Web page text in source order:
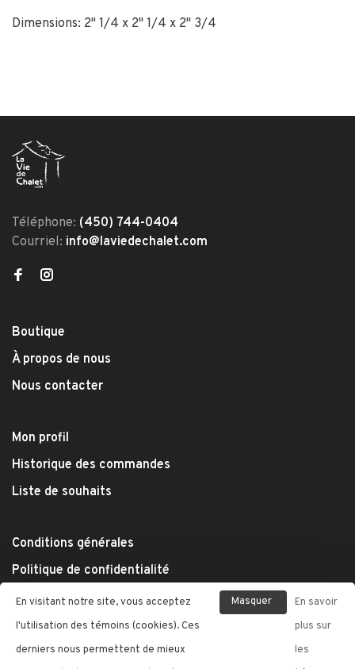
Dimensions: 2" 1/4 x 2" 1/4 x 2" 3/4
Téléphone: (450) 744-0404
Courriel: info@laviedechalet.com
Boutique
À propos de nous
Nous contacter
Mon profil
Historique des commandes
Liste de souhaits
Conditions générales
Politique de confidentialité
Modes de paiement
Expédition et retours
En visitant notre site, vous acceptez
l'utilisation des témoins (cookies). Ces
derniers nous permettent de mieux
Masquer
En savoir
plus sur
les